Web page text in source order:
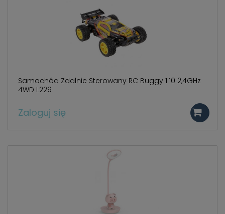
Samochód Zdalnie Sterowany RC Buggy 1:10 2,4GHz
4WD L229
Zaloguj się